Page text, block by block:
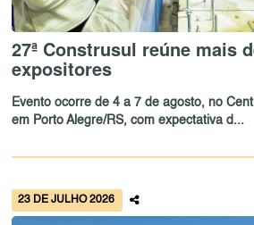
27ª Construsul reúne mais
expositores
Evento ocorre de 4 a 7 de agosto, no
em Porto Alegre/RS, com expectativa d...
23 DE JULHO 2026